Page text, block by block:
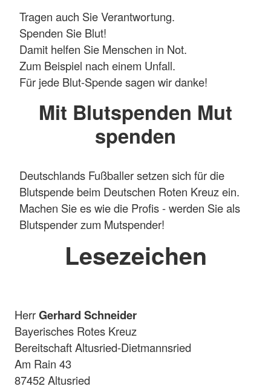
Tragen auch Sie Verantwortung.
Spenden Sie Blut!
Damit helfen Sie Menschen in Not.
Zum Beispiel nach einem Unfall.
Für jede Blut-Spende sagen wir danke!
Mit Blutspenden Mut
spenden
Deutschlands Fußballer setzen sich für die
Blutspende beim Deutschen Roten Kreuz ein.
Machen Sie es wie die Profis - werden Sie als
Blutspender zum Mutspender!
Lesezeichen
HerrGerhard Schneider
Bayerisches Rotes Kreuz
Bereitschaft Altusried-Dietmannsried
Am Rain 43
87452 Altusried